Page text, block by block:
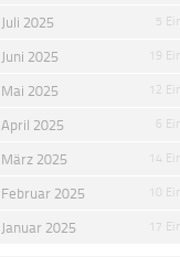
Juli 2025 5
Juni 2025 19
Mai 2025 12
April 2025 6
März 2025 14
Februar 2025 10
Januar 2025 17